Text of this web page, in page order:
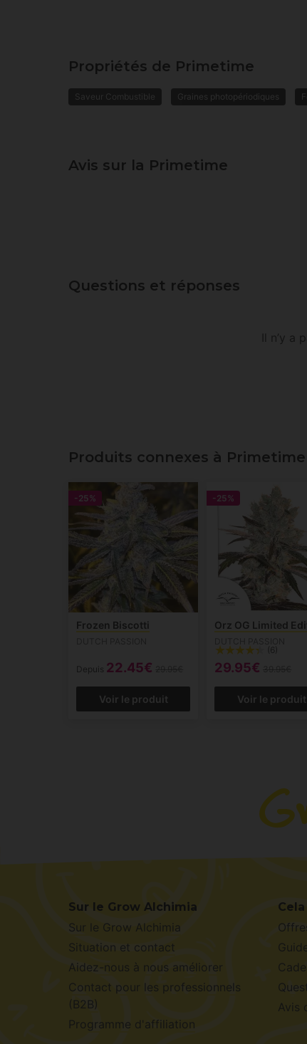
Propriétés de Primetime
Saveur Combustible Graines photopériodiques
Avis sur la Primetime
Questions et réponses
Il n’y
Produits connexes à
-25%
Frozen Biscotti
Depuis 22.45€
Voir le produit
-25%
Orz OG Limited
(6)
29.95€
Voir le produit
Sur le Grow Alchimia
Sur le Grow Alchimia
Situation et contact
Aidez-nous à nous améliorer
Contact pour les professionnels
(B2B)
Programme d'affiliation
Avis